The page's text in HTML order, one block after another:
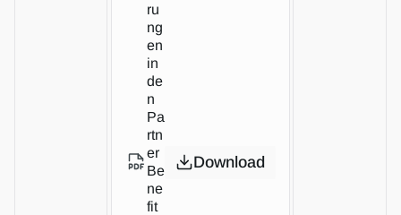
ru
ng
en
in
de
n
Pa
rtn
er
Be
ne
fit
Download